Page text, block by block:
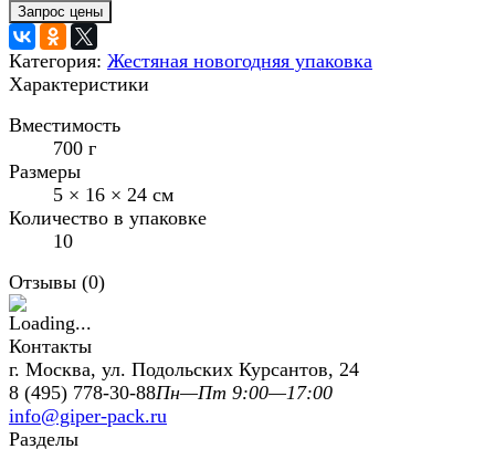
Категория: Жестяная новогодняя упаковка
Характеристики
Вместимость
700 г
Размеры
5 × 16 × 24 см
Количество в упаковке
10
Отзывы (0)
Контакты
г. Москва, ул. Подольских Курсантов, 24
8 (495) 778-30-88Пн—Пт 9:00—17:00
info@giper-pack.ru
Разделы